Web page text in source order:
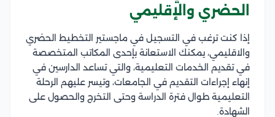
الحضري والإقليمي
إذا كنت ترغب في التسجيل في ماجستير التخطيط الحضري
والاقليمي، يمكنك الاستعانة بإحدى المكاتب المتخصصة
في تقديم الخدمات التعليمية، والتي تساعد الدارسين في
إنهاء إجراءات التقديم في الجامعات، وتيسر عليهم الرحلة
التعليمية طوال فترة الدراسة وحتى التخرج والحصول على
الشهادة.